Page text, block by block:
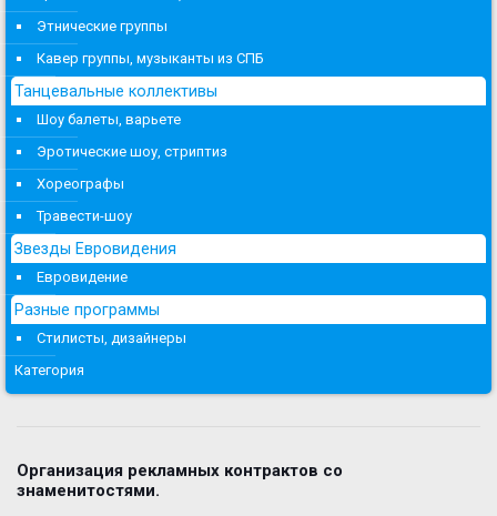
Этнические группы
Кавер группы, музыканты из СПБ
Танцевальные коллективы
Шоу балеты, варьете
Эротические шоу, стриптиз
Хореографы
Травести-шоу
Звезды Евровидения
Евровидение
Разные программы
Стилисты, дизайнеры
Категория
Организация рекламных контрактов со
знаменитостями.